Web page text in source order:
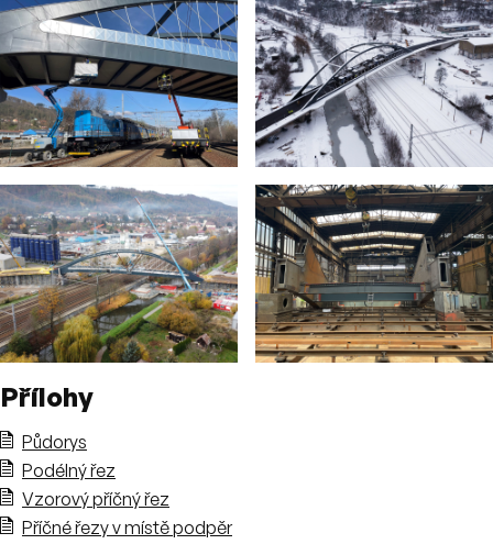
Přílohy
Půdorys
Podélný řez
Vzorový příčný řez
Příčné řezy v místě podpěr